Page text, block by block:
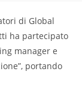
di Global
ha partecipato
manager e
portando